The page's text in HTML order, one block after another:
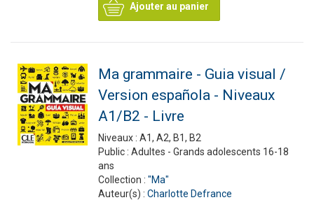
Ajouter au panier
Ma grammaire - Guia visual /
Version española - Niveaux
A1/B2 - Livre
Niveaux : A1, A2, B1, B2
Public : Adultes - Grands adolescents 16-18
ans
Collection : "Ma"
Auteur(s) : Charlotte Defrance